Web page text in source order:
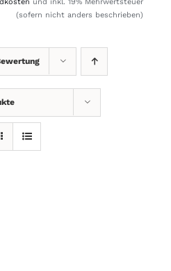
Kontakt
und inkl. 19% Mehrwertsteuer
(sofern nicht anders beschrieben)